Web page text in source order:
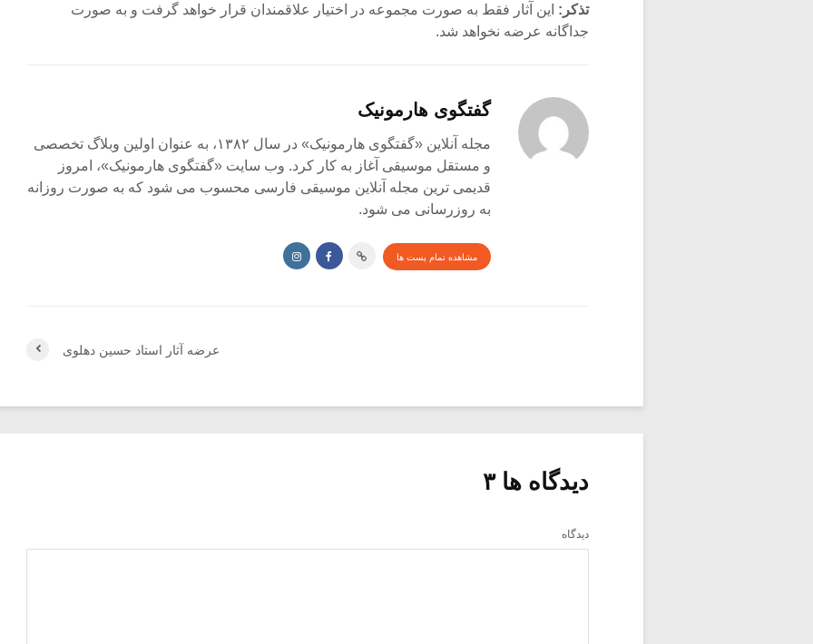
تذکر: این آثار فقط به صورت مجموعه در اختیار علاقمندان قرار خواهد گرفت و به صورت
جداگانه عرضه نخواهد شد.
گفتگوی هارمونیک
مجله آنلاین «گفتگوی هارمونیک» در سال ۱۳۸۲، به عنوان اولین وبلاگ تخصصی
و مستقل موسیقی آغاز به کار کرد. وب سایت «گفتگوی هارمونیک»، امروز
قدیمی ترین مجله آنلاین موسیقی فارسی محسوب می شود که به صورت روزانه
به روزرسانی می شود.
مشاهده تمام پست ها
عرضه آثار استاد حسین دهلوی
دیدگاه ها ۳
دیدگاه